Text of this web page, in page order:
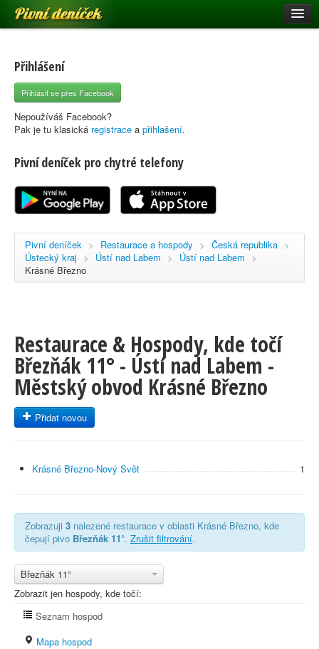
Pivní deníček
Pivní mapa
Pivní značky
Nápověda
Registrace
Přihlášení
Přihlásit se přes Facebook
Nepoužíváš Facebook?
Pak je tu klasická registrace a přihlašení.
Pivní deníček pro chytré telefony
Pivní deníček > Restaurace a hospody > Česká republika >
Ústecký kraj > Ústí nad Labem > Ústí nad Labem >
Krásné Březno
Restaurace & Hospody, kde točí
Březňák 11° - Ústí nad Labem -
Městský obvod Krásné Březno
Přidat novou
Krásné Březno-Nový Svět 1
Zobrazuji 3 nalezené restaurace v oblasti Krásné Březno, kde
čepují pivo Březňák 11°. Zrušit filtrování.
Březňák 11°
Zobrazit jen hospody, kde točí:
Seznam hospod
Mapa hospod